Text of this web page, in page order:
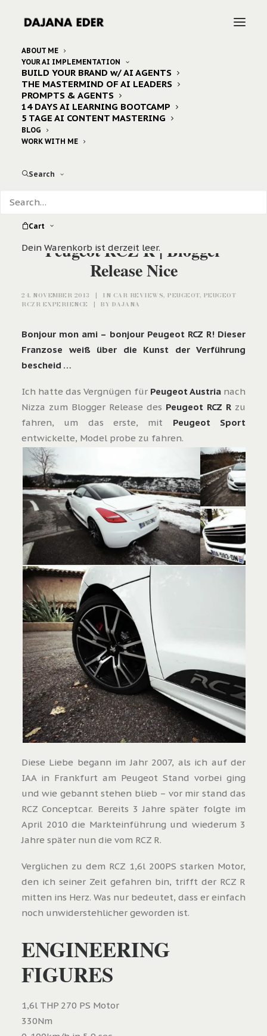
ABOUT ME
YOUR AI IMPLEMENTATION
BUILD YOUR BRAND w/ AI AGENTS
THE MASTERMIND OF AI LEADERS
PROMPTS & AGENTS
14 DAYS AI LEARNING BOOTCAMP
5 TAGE AI CONTENT MASTERING
BLOG
WORK WITH ME
Search
Cart
Dein Warenkorb ist derzeit leer.
Peugeot RCZ R | Blogger
Release Nice
24. NOVEMBER 2013 | IN CAR REVIEWS, PEUGEOT, PEUGEOT
RCZR EXPERIENCE
| BY DAJANA
Bonjour mon ami – bonjour Peugeot RCZ R! Dieser
Franzose weiß über die Kunst der Verführung
bescheid …
Ich hatte das Vergnügen für Peugeot Austrianach
Nizza zum Blogger Release des Peugeot RCZ R zu
fahren, um das erste, mit Peugeot Sport
entwickelte, Model probe zu fahren.
Diese Liebe begann im Jahr 2007, als ich auf der
IAA in Frankfurt am Peugeot Stand vorbei ging
und wie gebannt stehen blieb – vor mir stand das
RCZ Conceptcar. Bereits 3 Jahre später folgte im
April 2010 die Markteinführung und wiederum 3
Jahre später nun die vom RCZ R.
Verglichen zu dem RCZ 1,6l 200PS starken Motor,
den ich seiner Zeit gefahren bin, trifft der RCZ R
mitten ins Herz. Was nur bedeutet, dass er einfach
noch unwiderstehlicher geworden ist.
ENGINEERING
FIGURES
1,6l THP 270 PS Motor
330Nm